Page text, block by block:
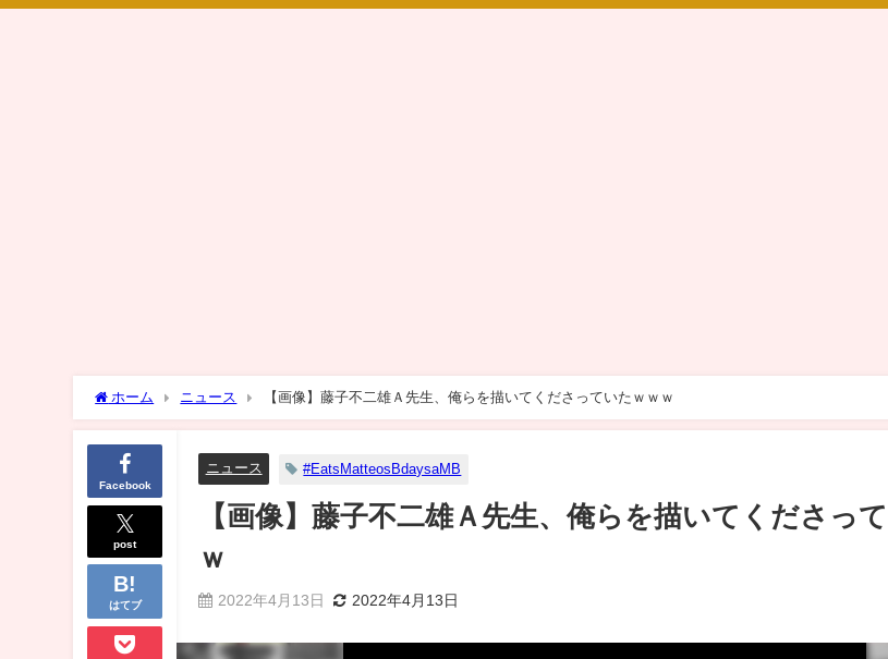
ホーム ニュース 【画像】藤子不二雄Ａ先生、俺らを描いてくださっていたｗｗｗ
Facebook
post
はてブ
ニュース #EatsMatteosBdaysaMB
【画像】藤子不二雄Ａ先生、俺らを描いてくださっ
ｗ
2022年4月13日 2022年4月13日